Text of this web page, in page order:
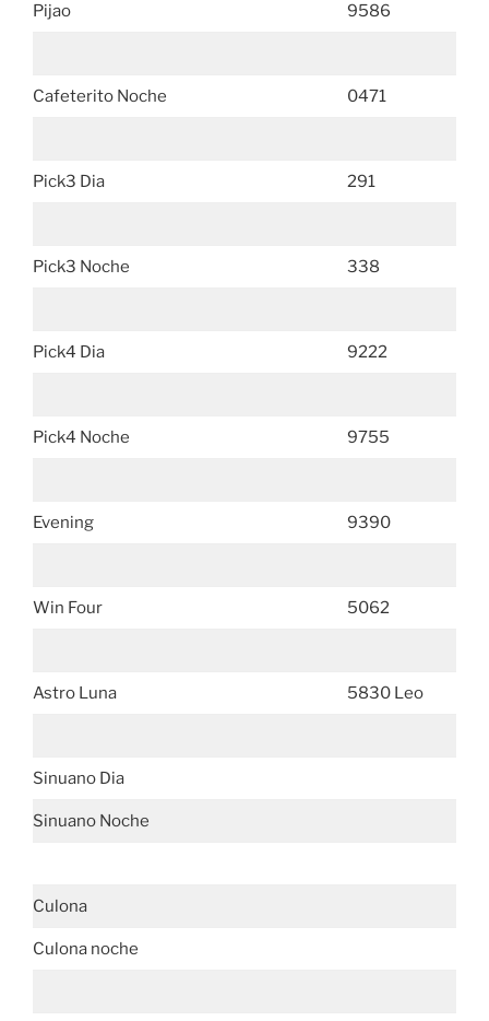
Pijao 9586
Cafeterito Noche 0471
Pick3 Dia 291
Pick3 Noche 338
Pick4 Dia 9222
Pick4 Noche 9755
Evening 9390
Win Four 5062
Astro Luna 5830 Leo
Sinuano Dia
Sinuano Noche
Culona
Culona noche